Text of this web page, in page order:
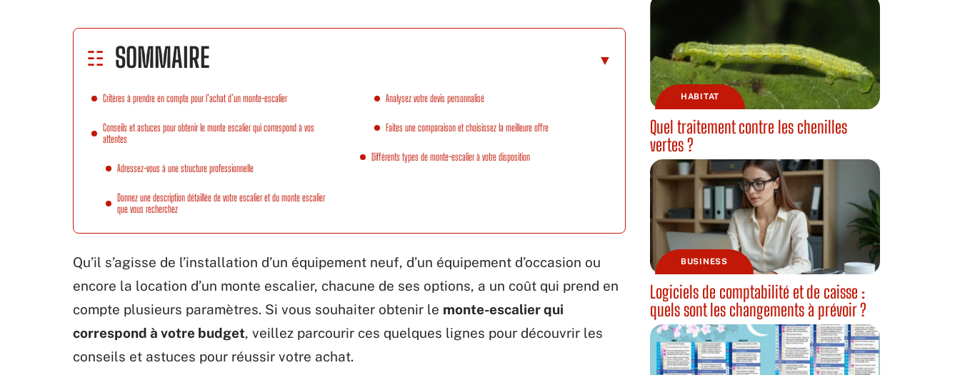
SOMMAIRE
Critères à prendre en compte pour l’achat d’un monte-escalier
Conseils et astuces pour obtenir le monte escalier qui correspond à vos
attentes
Adressez-vous à une structure professionnelle
Donnez une description détaillée de votre escalier et du monte escalier
que vous recherchez
Analysez votre devis personnalisé
Faites une comparaison et choisissez la meilleure offre
Différents types de monte-escalier à votre disposition
Qu’il s’agisse de l’installation d’un équipement neuf, d’un équipement d’occasion ou
encore la location d’un monte escalier, chacune de ses options, a un coût qui prend en
compte plusieurs paramètres. Si vous souhaiter obtenir le monte-escalier qui
correspond à votre budget, veillez parcourir ces quelques lignes pour découvrir les
conseils et astuces pour réussir votre achat.
HABITAT
Quel traitement contre les chenilles
vertes ?
BUSINESS
Logiciels de comptabilité et de caisse :
quels sont les changements à prévoir ?